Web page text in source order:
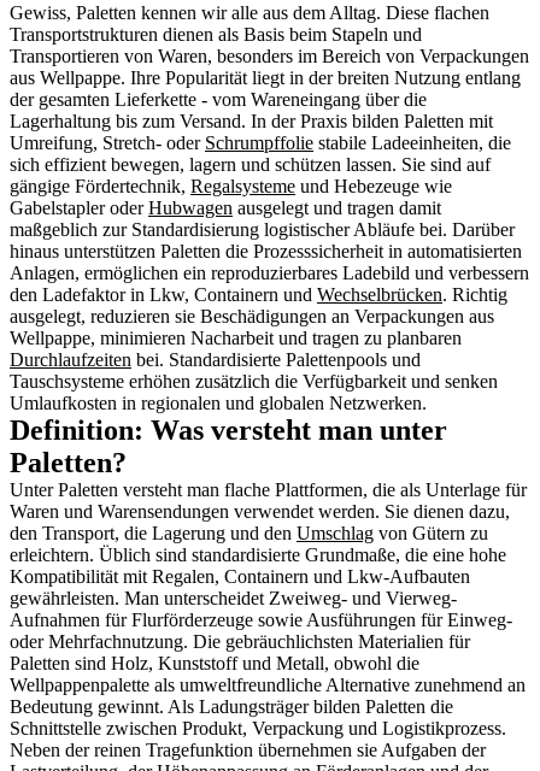
Gewiss, Paletten kennen wir alle aus dem Alltag. Diese flachen
Transportstrukturen dienen als Basis beim Stapeln und
Transportieren von Waren, besonders im Bereich von Verpackungen
aus Wellpappe. Ihre Popularität liegt in der breiten Nutzung entlang
der gesamten Lieferkette - vom Wareneingang über die
Lagerhaltung bis zum Versand. In der Praxis bilden Paletten mit
Umreifung, Stretch- oder Schrumpffolie stabile Ladeeinheiten, die
sich effizient bewegen, lagern und schützen lassen. Sie sind auf
gängige Fördertechnik, Regalsysteme und Hebezeuge wie
Gabelstapler oderHubwagen ausgelegt und tragen damit
maßgeblich zur Standardisierung logistischer Abläufe bei. Darüber
hinaus unterstützen Paletten die Prozesssicherheit in automatisierten
Anlagen, ermöglichen ein reproduzierbares Ladebild und verbessern
den Ladefaktor in Lkw, Containern und Wechselbrücken. Richtig
ausgelegt, reduzieren sie Beschädigungen an Verpackungen aus
Wellpappe, minimieren Nacharbeit und tragen zu planbaren
Durchlaufzeiten bei. Standardisierte Palettenpools und
Tauschsysteme erhöhen zusätzlich die Verfügbarkeit und senken
Umlaufkosten in regionalen und globalen Netzwerken.
Definition: Was versteht man unter
Paletten?
Unter Paletten versteht man flache Plattformen, die als Unterlage für
Waren und Warensendungen verwendet werden. Sie dienen dazu,
den Transport, die Lagerung und den Umschlag von Gütern zu
erleichtern. Üblich sind standardisierte Grundmaße, die eine hohe
Kompatibilität mit Regalen, Containern und Lkw-Aufbauten
gewährleisten. Man unterscheidet Zweiweg- und Vierweg-
Aufnahmen für Flurförderzeuge sowie Ausführungen für Einweg-
oder Mehrfachnutzung. Die gebräuchlichsten Materialien für
Paletten sind Holz, Kunststoff und Metall, obwohl die
Wellpappenpalette als umweltfreundliche Alternative zunehmend an
Bedeutung gewinnt. Als Ladungsträger bilden Paletten die
Schnittstelle zwischen Produkt, Verpackung und Logistikprozess.
Neben der reinen Tragefunktion übernehmen sie Aufgaben der